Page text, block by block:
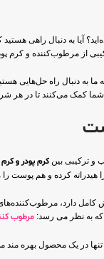
آیا به دنبال
از مرطوب‌کننده و
به دنبال راه حل‌هایی
شما کمک می‌کنند تا در هر
و ترکیبی بین کرم پودر و کرم
کرده و هم پوست را
که به نظر می رسد: مرطوب
تنها در یک محصول بهره